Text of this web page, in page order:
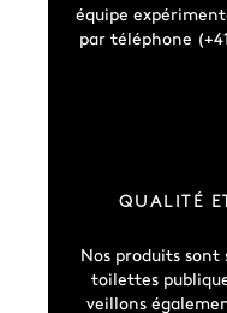
équipe
par téléphone
QUALITÉ
Nos produits sont
toilettes
veillons